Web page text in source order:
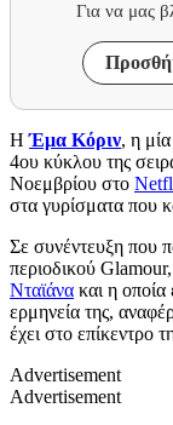
Για να μας
ΗΈμα Κόριν, η
4ου κύκλου της
Νοεμβρίου στο
στα γυρίσματα που
Σε συνέντευξη που
περιοδικού
Νταϊάνα και η οποία
ερμηνεία της,
έχει στο επίκεντρο
Advertisement
Advertisement